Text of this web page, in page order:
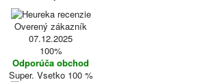
Overený zákazník
07.12.2025
100%
Odporúča obchod
Super. Vsetko 100 %